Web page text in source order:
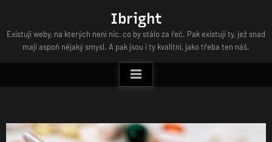
content
Ibright
Existují weby, na kterých není nic, co by stálo za řeč. Pak existují ty, jež snad
mají aspoň nějaký smysl. A pak jsou i ty kvalitní, jako třeba ten náš.